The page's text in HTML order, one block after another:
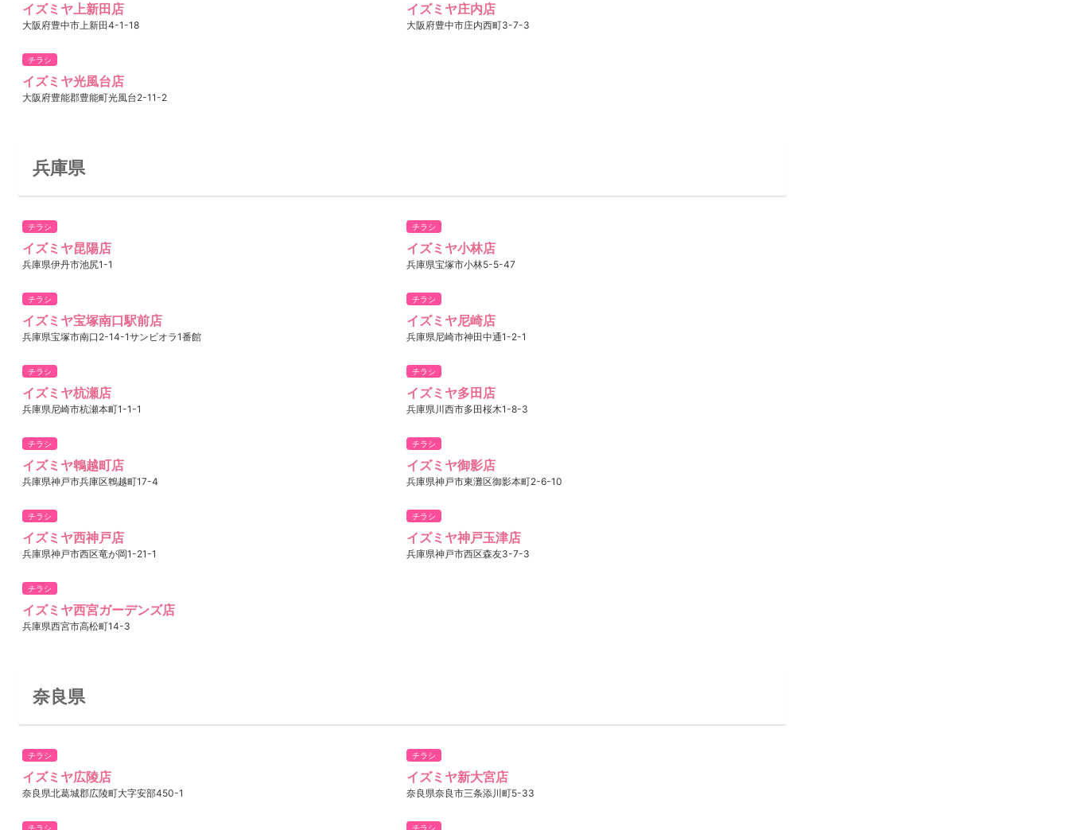
イズミヤ上新田店
大阪府豊中市上新田4-1-18
イズミヤ庄内店
大阪府豊中市庄内西町3-7-3
チラシ
イズミヤ光風台店
大阪府豊能郡豊能町光風台2-11-2
兵庫県
チラシ
イズミヤ昆陽店
兵庫県伊丹市池尻1-1
チラシ
イズミヤ小林店
兵庫県宝塚市小林5-5-47
チラシ
イズミヤ宝塚南口駅前店
兵庫県宝塚市南口2-14-1サンビオラ1番館
チラシ
イズミヤ尼崎店
兵庫県尼崎市神田中通1-2-1
チラシ
イズミヤ杭瀬店
兵庫県尼崎市杭瀬本町1-1-1
チラシ
イズミヤ多田店
兵庫県川西市多田桜木1-8-3
チラシ
イズミヤ鵯越町店
兵庫県神戸市兵庫区鵯越町17-4
チラシ
イズミヤ御影店
兵庫県神戸市東灘区御影本町2-6-10
チラシ
イズミヤ西神戸店
兵庫県神戸市西区竜が岡1-21-1
チラシ
イズミヤ神戸玉津店
兵庫県神戸市西区森友3-7-3
チラシ
イズミヤ西宮ガーデンズ店
兵庫県西宮市高松町14-3
奈良県
チラシ
イズミヤ広陵店
奈良県北葛城郡広陵町大字安部450-1
チラシ
イズミヤ新大宮店
奈良県奈良市三条添川町5-33
チラシ チラシ